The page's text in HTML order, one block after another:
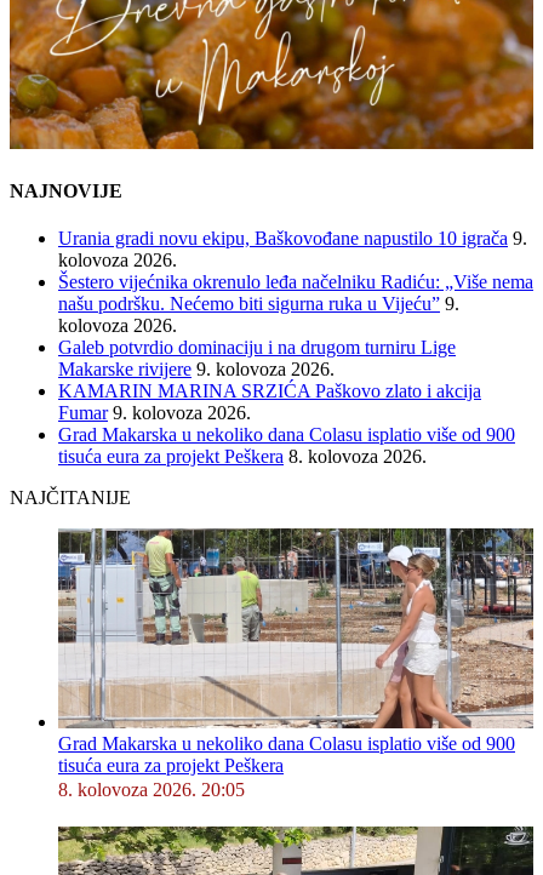
NAJNOVIJE
Urania gradi novu ekipu, Baškovođane napustilo 10 igrača 9.
kolovoza 2026.
Šestero vijećnika okrenulo leđa načelniku Radiću: „Više nema
našu podršku. Nećemo biti sigurna ruka u Vijeću” 9.
kolovoza 2026.
Galeb potvrdio dominaciju i na drugom turniru Lige
Makarske rivijere 9. kolovoza 2026.
KAMARIN MARINA SRZIĆA Paškovo zlato i akcija
Fumar 9. kolovoza 2026.
Grad Makarska u nekoliko dana Colasu isplatio više od 900
tisuća eura za projekt Peškera 8. kolovoza 2026.
NAJČITANIJE
Grad Makarska u nekoliko dana Colasu isplatio više od 900
tisuća eura za projekt Peškera
8. kolovoza 2026. 20:05